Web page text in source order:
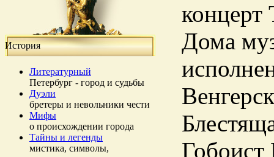
История
Литературный
Петербург - город и судьбы
Дуэли
бретеры и невольники чести
Мифы
о происхождении города
Тайны и легенды
мистика, символы,
концерт
Дома
Гобоист